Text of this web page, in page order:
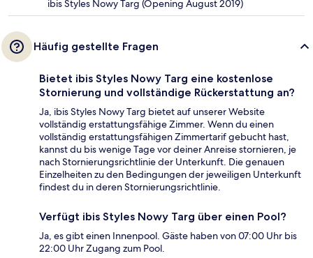
ibis Styles Nowy Targ (Opening August 2019)
Häufig gestellte Fragen
Bietet ibis Styles Nowy Targ eine kostenlose
Stornierung und vollständige Rückerstattung an?
Ja, ibis Styles Nowy Targ bietet auf unserer Website
vollständig erstattungsfähige Zimmer. Wenn du einen
vollständig erstattungsfähigen Zimmertarif gebucht hast,
kannst du bis wenige Tage vor deiner Anreise stornieren, je
nach Stornierungsrichtlinie der Unterkunft. Die genauen
Einzelheiten zu den Bedingungen der jeweiligen Unterkunft
findest du in deren Stornierungsrichtlinie.
Verfügt ibis Styles Nowy Targ über einen Pool?
Ja, es gibt einen Innenpool. Gäste haben von 07:00 Uhr bis
22:00 Uhr Zugang zum Pool.